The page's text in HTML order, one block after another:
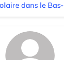
dans le